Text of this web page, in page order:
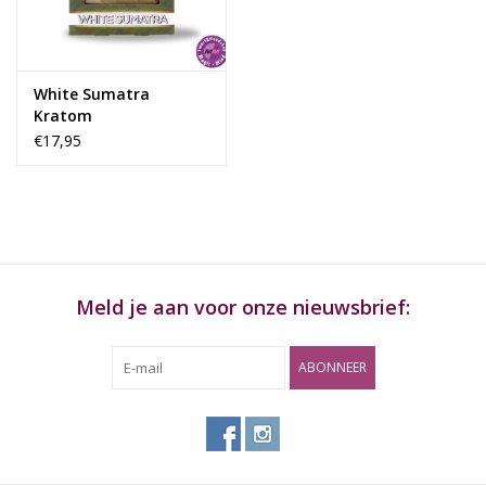
gram op te lossen in gekookt water 70 – 95 graden. Aan te
raden tijd om te trekken is tussen 3 tot 5 minuten. De thee
hoeft niet gefilterd te worden, alles kan geconsumeerd worden.
Waarschuwing
Verkoop en gebruik onder de 18 jaar niet toegestaan. Buiten
4 tot 5 gram
gesproken zou 5–10 gram gedroogde bladeren voldoende
White Sumatra
Kratom
€17,95
Meld je aan voor onze nieuwsbrief:
ABONNEER